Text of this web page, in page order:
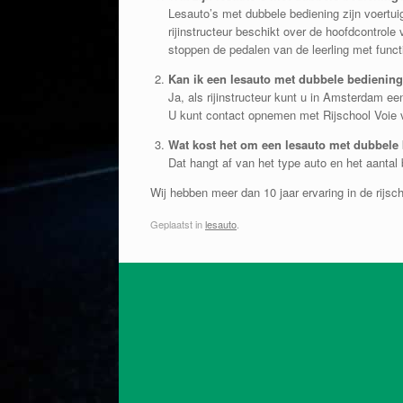
Lesauto’s met dubbele bediening zijn
rijinstructeur beschikt over de hoofdcontrole
stoppen de pedalen van de leerling met
Kan ik een lesauto met dubbele
Ja, als rijinstructeur kunt u in Amsterdam
U kunt contact opnemen met Rijschool
Wat kost het om een lesauto met
Dat hangt af van het type auto en het
Wij hebben meer dan 10 jaar ervaring in de
Geplaatst inlesauto